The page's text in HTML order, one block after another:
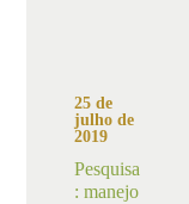
25 de
julho de
2019
Pesquisa
: manejo